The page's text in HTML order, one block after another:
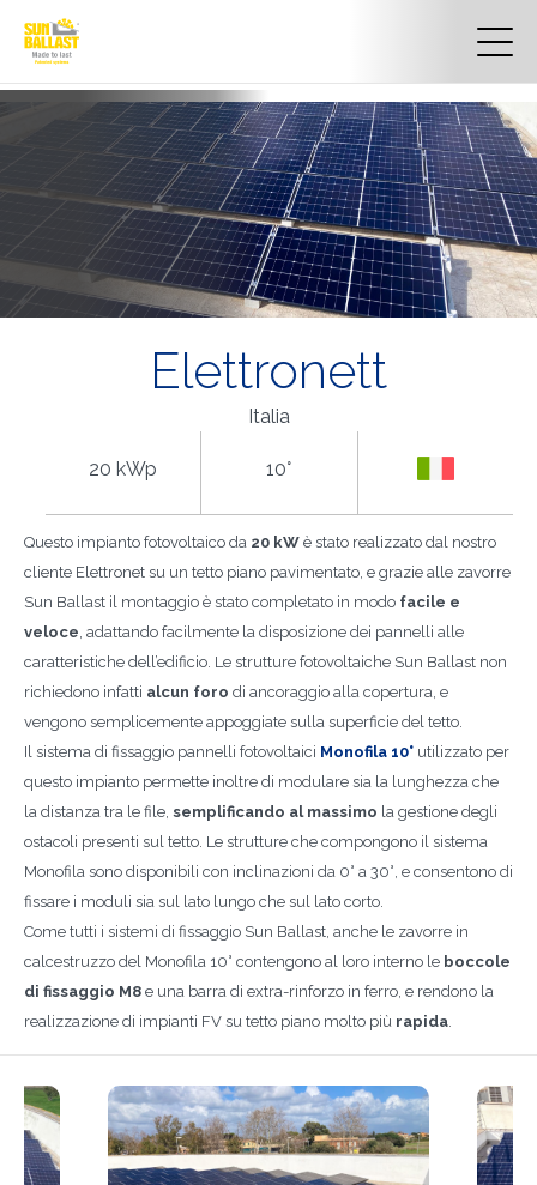
Elettronett
Italia
20 kWp 10°
Questo impianto fotovoltaico da 20 kW è stato realizzato dal nostro
cliente Elettronet su un tetto piano pavimentato, e grazie alle zavorre
Sun Ballast il montaggio è stato completato in modo facile e
veloce, adattando facilmente la disposizione dei pannelli alle
caratteristiche dell’edificio. Le strutture fotovoltaiche Sun Ballast non
richiedono infatti alcun foro di ancoraggio alla copertura, e
vengono semplicemente appoggiate sulla superficie del tetto.
Il sistema di fissaggio pannelli fotovoltaici Monofila 10° utilizzato per
questo impianto permette inoltre di modulare sia la lunghezza che
la distanza tra le file, semplificando al massimo la gestione degli
ostacoli presenti sul tetto. Le strutture che compongono il sistema
Monofila sono disponibili con inclinazioni da 0° a 30°, e consentono di
fissare i moduli sia sul lato lungo che sul lato corto.
Come tutti i sistemi di fissaggio Sun Ballast, anche le zavorre in
calcestruzzo del Monofila 10° contengono al loro interno le boccole
di fissaggio M8 e una barra di extra-rinforzo in ferro, e rendono la
realizzazione di impianti FV su tetto piano molto più rapida.